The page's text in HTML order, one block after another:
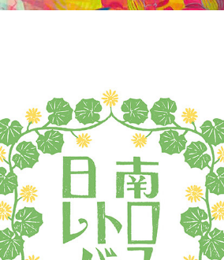
2016
LOGO MARK